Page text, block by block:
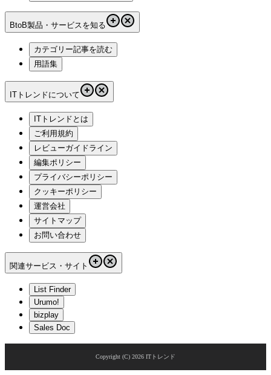
BtoB製品・サービスを知る
カテゴリー記事を読む
用語集
ITトレンドについて
ITトレンドとは
ご利用規約
レビューガイドライン
編集ポリシー
プライバシーポリシー
クッキーポリシー
運営会社
サイトマップ
お問い合わせ
関連サービス・サイト
List Finder
Urumo!
bizplay
Sales Doc
Copyright (C) 2026 ITトレンド